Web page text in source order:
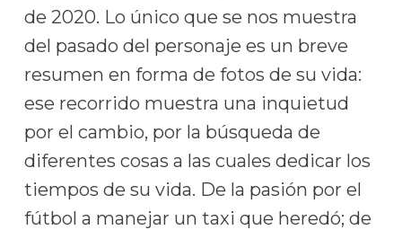
de 2020. Lo único que se nos muestra
del pasado del personaje es un breve
resumen en forma de fotos de su vida:
ese recorrido muestra una inquietud
por el cambio, por la búsqueda de
diferentes cosas a las cuales dedicar los
tiempos de su vida. De la pasión por el
fútbol a manejar un taxi que heredó; de